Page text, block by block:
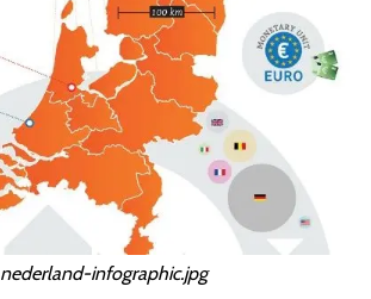
nederland-infographic.jpg